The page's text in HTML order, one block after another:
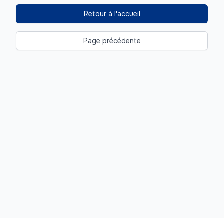
Retour à l'accueil
Page précédente